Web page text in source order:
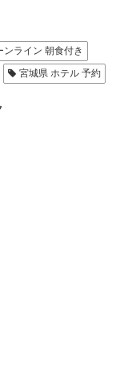
ンライン 朝食付き
宮城県 ホテル 予約